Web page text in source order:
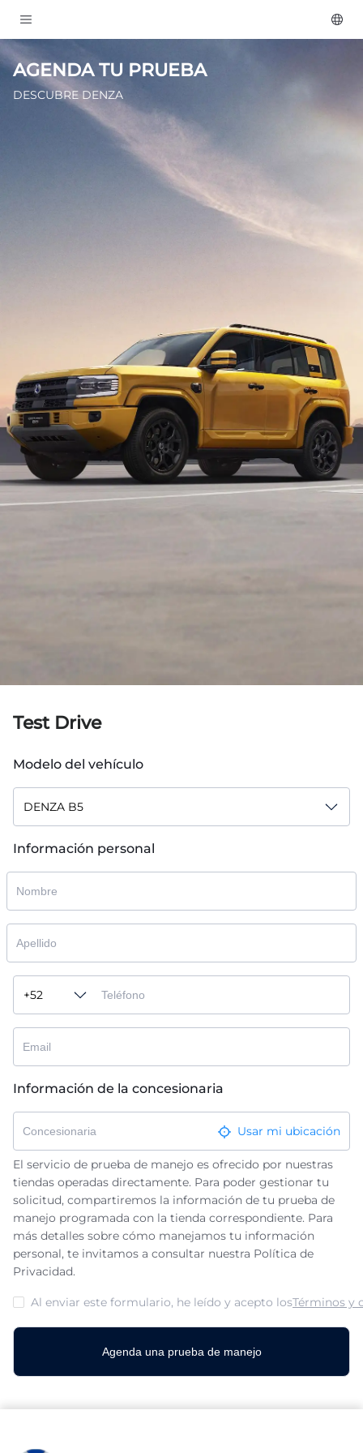
AGENDA TU PRUEBA
DESCUBRE DENZA
Test Drive
Modelo del vehículo
DENZA B5
Información personal
+52
Información de la concesionaria
Usar mi ubicación
El servicio de prueba de manejo es ofrecido por nuestras
tiendas operadas directamente. Para poder gestionar tu
solicitud, compartiremos la información de tu prueba de
manejo programada con la tienda correspondiente. Para
más detalles sobre cómo manejamos tu información
personal, te invitamos a consultar nuestra Política de
Privacidad.
Al enviar este formulario, he leído y acepto losTérminos y
Agenda una prueba de manejo